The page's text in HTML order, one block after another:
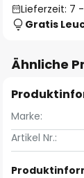
Lieferzeit: 7 -
Gratis
Ähnliche
Marke:
Artikel Nr.: